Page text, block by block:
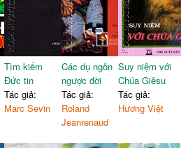
Tìm kiếm
Đức tin
Tác giả:
Marc Sevin
Các dụ ngôn
ngược đời
Tác giả:
Roland
Jeanrenaud
Suy niệm với
Chúa Giêsu
Tác giả:
Hương Việt